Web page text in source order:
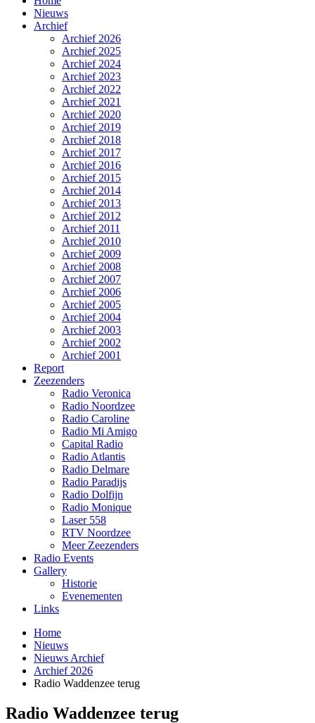
Nieuws
Archief
Archief 2026
Archief 2025
Archief 2024
Archief 2023
Archief 2022
Archief 2021
Archief 2020
Archief 2019
Archief 2018
Archief 2017
Archief 2016
Archief 2015
Archief 2014
Archief 2013
Archief 2012
Archief 2011
Archief 2010
Archief 2009
Archief 2008
Archief 2007
Archief 2006
Archief 2005
Archief 2004
Archief 2003
Archief 2002
Archief 2001
Report
Zeezenders
Radio Veronica
Radio Noordzee
Radio Caroline
Radio Mi Amigo
Capital Radio
Radio Atlantis
Radio Delmare
Radio Paradijs
Radio Dolfijn
Radio Monique
Laser 558
RTV Noordzee
Meer Zeezenders
Radio Events
Gallery
Historie
Evenementen
Links
Home
Nieuws
Nieuws Archief
Archief 2026
Radio Waddenzee terug
Radio Waddenzee terug